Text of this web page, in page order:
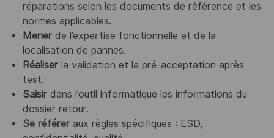
réparations selon les documents de référence et les
normes applicables.
Menerde l’expertise fonctionnelle et de la
localisation de pannes.
Réaliserla validation et la pré-acceptation après
test.
Saisir dans l’outil informatique les informations du
dossier retour.
Se référeraux règles spécifiques : ESD,